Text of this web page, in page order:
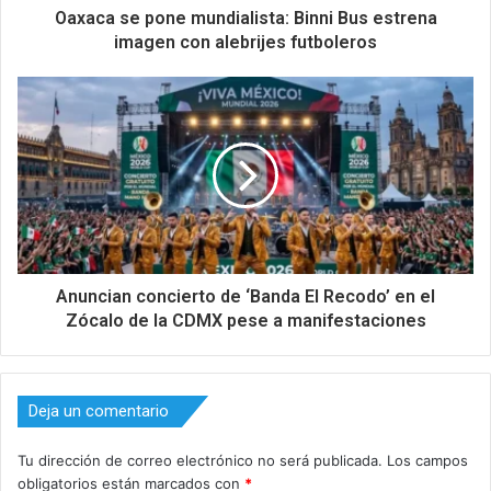
Oaxaca se pone mundialista: Binni Bus estrena
imagen con alebrijes futboleros
Anuncian concierto de ‘Banda El Recodo’ en el
Zócalo de la CDMX pese a manifestaciones
Deja un comentario
Tu dirección de correo electrónico no será publicada. Los campos
obligatorios están marcados con *